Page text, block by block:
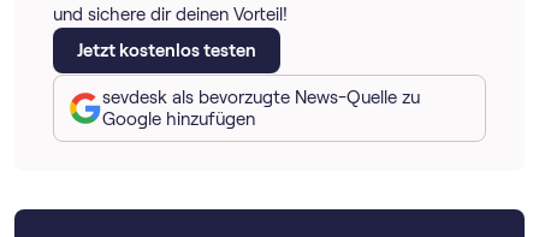
und sichere dir deinen Vorteil!
Jetzt kostenlos testen
sevdesk als bevorzugte News-Quelle zu
Google hinzufügen